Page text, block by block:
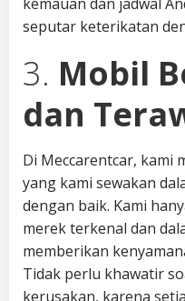
seputar keterikatan
3. Mobil
dan
Di Meccarentcar, kami
yang kami sewakan
dengan baik. Kami
merek terkenal dan
memberikan
Tidak perlu khawatir
kerusakan, karena